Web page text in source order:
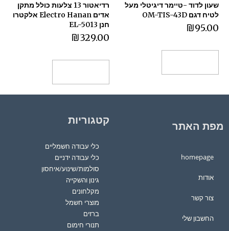
שעון לדוד -טיימר דיגיטלי מעל
לטיח דגם OM-TIS-43D
₪95.00
רדיאטור 13 צלעות כולל מתקן
אדים Electro Hanan אלקטרו
חנן EL-5013
₪329.00
מפת האתר
homepage
אודות
צור קשר
החשבון שלי
קטגוריות
כלי עבודה חשמליים
כלי עבודה ידניים
סולמות/שינוע/איחסון
גינון והשקייה
מקלחונים
מוצרי חשמל
ברזים
תנורי חימום